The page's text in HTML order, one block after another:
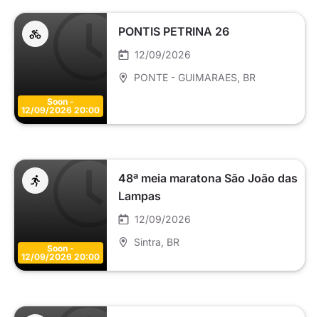
Soon -
12/09/2026 20:00
PONTIS PETRINA 26
12/09/2026
PONTE - GUIMARAES , BR
Soon -
12/09/2026 20:00
48ª meia maratona São João das
Lampas
12/09/2026
Sintra , BR